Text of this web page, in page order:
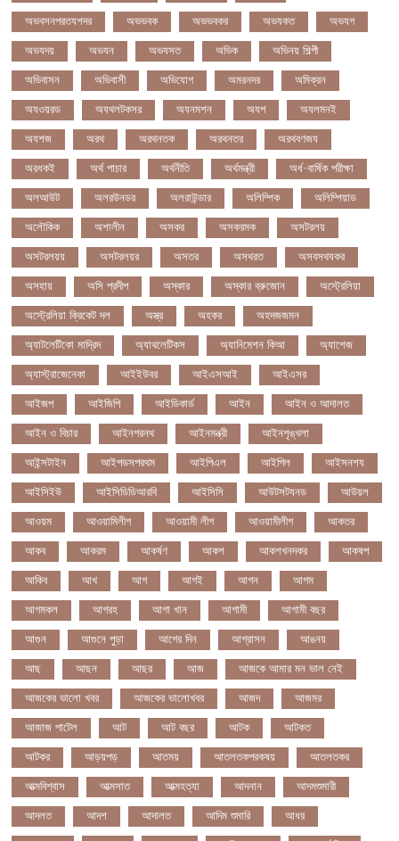
অভবসনপরতযশদর অভভবক অভভবকর অভযকত অভযগ
অভযদয় অভযন অভযসত অভিক অভিনয় শিল্পী
অভিবাসন অভিবাসী অভিযোগ অমরনদর অমিক্রন
অযওয়রড অযথলটকসর অযনমশন অযপ অযলমনই
অযশজ অরথ অরথনতক অরথনতর অরথবণজয
অরধকই অর্থ পাচার অর্থনীতি অর্থমন্ত্রী অর্ধ-বার্ষিক পরীক্ষা
অলআউট অলরউনডর অলরাউন্ডার অলিম্পিক অলিম্পিয়াড
অলৌকিক অশালীন অসকর অসকরমক অসটরলয়
অসটরলয়য় অসটরলয়র অসতর অসথরত অসবসথযকর
অসহায় অসি প্রদীপ অস্কার অস্কার ব্রুজোন অস্ট্রেলিয়া
অস্ট্রেলিয়া ক্রিকেট দল অস্ত্র অহকর অহদজজমন
অ্যাটলেটিকো মাদ্রিদ অ্যাথলেটিকস অ্যানিমেশন কিআ অ্যাশেজ
অ্যাস্ট্রাজেনেকা আইইউবর আইএসআই আইএসর
আইজপ আইজিপি আইডিকার্ড আইন আইন ও আদালত
আইন ও বিচার আইনগরনথ আইনমন্ত্রী আইনশৃঙ্খলা
আইন্সটাইন আইপডসপরথম আইপিএল আইপিল আইসনশয
আইসিইউ আইসিডিডিআরবি আইসিসি আউটসটযনড আউয়ল
আওয়ম আওয়ামিলীগ আওয়ামী লীগ আওয়ামীলীগ আকতর
আকব আকরম আকর্ষণ আকশ আকশখনদকর আকষপ
আকিব আখ আগ আগই আগন আগম
আগমকল আগরহ আগা খান আগামী আগামী বছর
আগুন আগুনে পুড়া আগের দিন আগ্রাসন আঙনয়
আছ আছন আছর আজ আজকে আমার মন ভাল নেই
আজকের ভালো খবর আজকের ভালোখবর আজদ আজমর
আজাজ পাটেল আট আট বছর আটক আটকত
আটকর আড়য়পড় আতময় আতলতকপরকষয় আতলতকর
আত্মবিশ্বাস আত্মসাত আত্মহত্যা আদনান আদমশুমারী
আদলত আদশ আদালত আদিম শুমারি আধর